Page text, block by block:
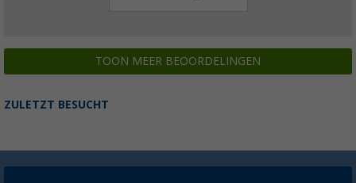
TOON MEER BEOORDELINGEN
ZULETZT BESUCHT